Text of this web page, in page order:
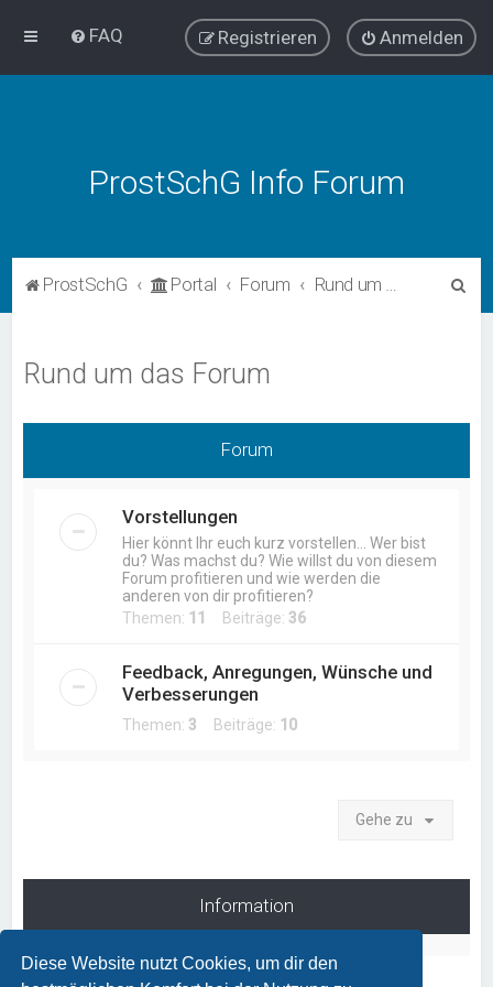
Diese Website nutzt Cookies, um dir den
FAQ Anmelden
Registrieren
ProstSchG Info Forum
ProstSchG Portal Forum Rund um das Forum
Rund um das Forum
Forum
Vorstellungen
Hier könnt Ihr euch kurz vorstellen... Wer bist
du? Was machst du? Wie willst du von diesem
Forum profitieren und wie werden die
anderen von dir profitieren?
Themen: 11 Beiträge: 36
Feedback, Anregungen, Wünsche und
Verbesserungen
Themen: 3 Beiträge: 10
Gehe zu
Information